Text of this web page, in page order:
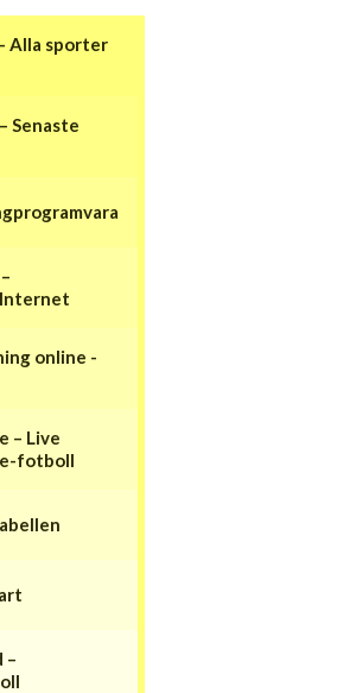
Alla sporter
Senaste
online -
– Live
fotboll
–